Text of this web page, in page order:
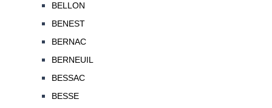
BELLON
BENEST
BERNAC
BERNEUIL
BESSAC
BESSE